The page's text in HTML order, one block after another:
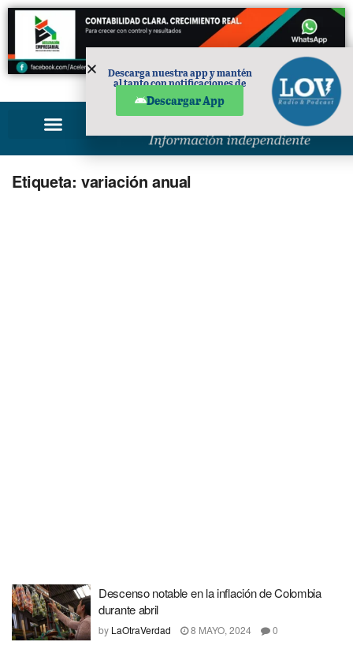
PUBLICIDAD
Etiqueta: variación anual
Descenso notable en la inflación de Colombia
durante abril
by LaOtraVerdad 8 MAYO, 2024 0
Descarga nuestra app y mantén
al tanto con notificaciones de
Descargar App